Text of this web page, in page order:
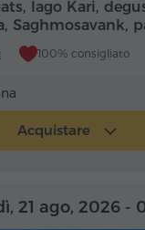
lago Kari,
Saghmosavank,
100% consigliato
Acquistare
21 ago, 2026 -